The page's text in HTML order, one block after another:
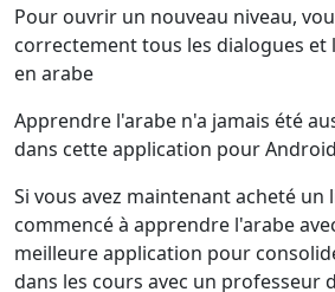
Pour ouvrir un nouveau niveau,
correctement tous les dialogues et
en arabe
Apprendre l'arabe n'a jamais été
dans cette application pour Android
Si vous avez maintenant acheté un
commencé à apprendre l'arabe
meilleure application pour
dans les cours avec un professeur